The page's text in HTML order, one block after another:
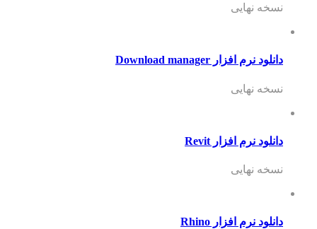
نسخه نهایی
دانلود نرم افزار Download manager
نسخه نهایی
دانلود نرم افزار Revit
نسخه نهایی
دانلود نرم افزار Rhino